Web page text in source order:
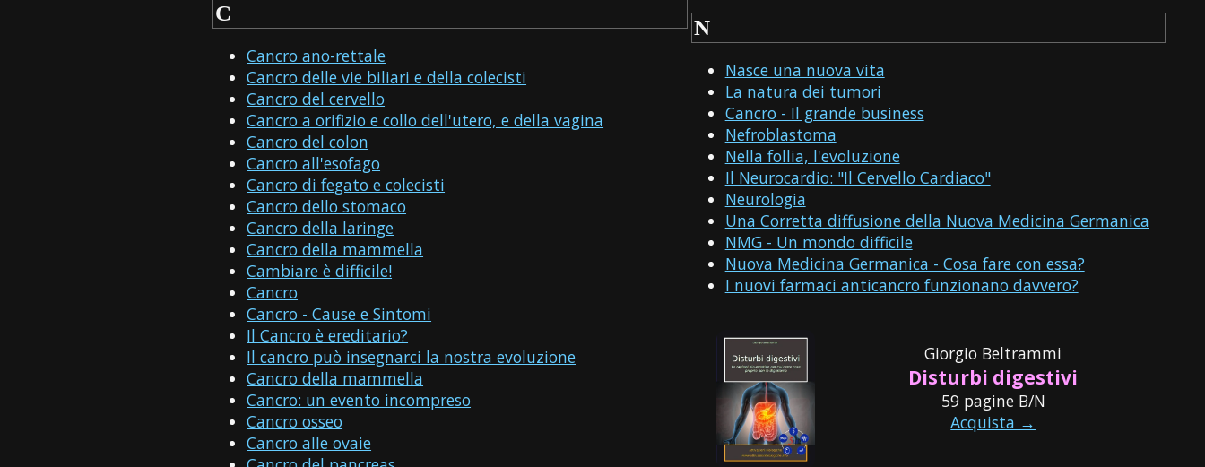
C
Cancro ano-rettale
Cancro delle vie biliari e della colecisti
Cancro del cervello
Cancro a orifizio e collo dell'utero, e della vagina
Cancro del colon
Cancro all'esofago
Cancro di fegato e colecisti
Cancro dello stomaco
Cancro della laringe
Cancro della mammella
Cambiare è difficile!
Cancro
Cancro - Cause e Sintomi
Il Cancro è ereditario?
Il cancro può insegnarci la nostra evoluzione
Cancro della mammella
Cancro: un evento incompreso
Cancro osseo
Cancro alle ovaie
N
Nasce una nuova vita
La natura dei tumori
Cancro - Il grande business
Nefroblastoma
Nella follia, l'evoluzione
Il Neurocardio: "Il Cervello Cardiaco"
Neurologia
Una Corretta diffusione della Nuova Medicina Germanica
NMG - Un mondo difficile
Nuova Medicina Germanica - Cosa fare con essa?
I nuovi farmaci anticancro funzionano davvero?
Giorgio Beltrammi
Disturbi digestivi
59 pagine B/N
Acquista →